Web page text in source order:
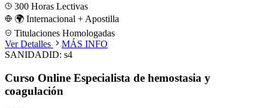
300 Horas Lectivas
🌍 Internacional + Apostilla
Titulaciones Homologadas
Ver Detalles
MÁS INFO
SANIDADID: s4
Curso Online Especialista de hemostasia y
coagulación